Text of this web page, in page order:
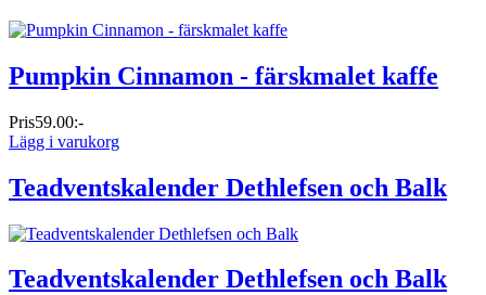
Pumpkin Cinnamon - färskmalet kaffe
Pris59.00:-
Lägg i varukorg
Teadventskalender Dethlefsen och Balk
Teadventskalender Dethlefsen och Balk